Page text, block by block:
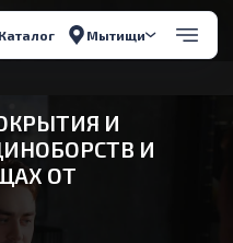
Каталог Мытищи
И
И
ОТ